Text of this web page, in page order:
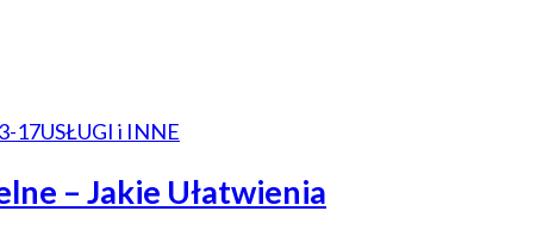
17USŁUGI i INNE
– Jakie Ułatwienia